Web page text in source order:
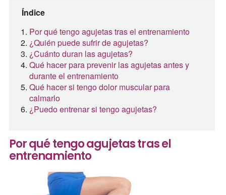
Índice
Por qué tengo agujetas tras el entrenamiento
¿Quién puede sufrir de agujetas?
¿Cuánto duran las agujetas?
Qué hacer para prevenir las agujetas antes y
durante el entrenamiento
Qué hacer si tengo dolor muscular para
calmarlo
¿Puedo entrenar si tengo agujetas?
Por qué tengo agujetas tras el
entrenamiento